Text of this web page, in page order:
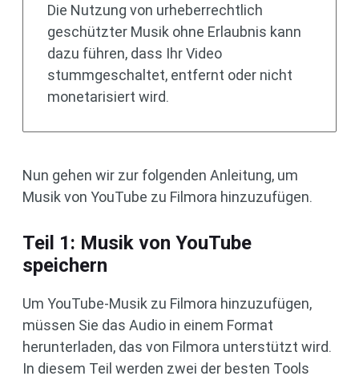
Die Nutzung von urheberrechtlich
geschützter Musik ohne Erlaubnis kann
dazu führen, dass Ihr Video
stummgeschaltet, entfernt oder nicht
monetarisiert wird.
Nun gehen wir zur folgenden Anleitung, um
Musik von YouTube zu Filmora hinzuzufügen.
Teil 1: Musik von YouTube
speichern
Um YouTube-Musik zu Filmora hinzuzufügen,
müssen Sie das Audio in einem Format
herunterladen, das von Filmora unterstützt wird.
In diesem Teil werden zwei der besten Tools